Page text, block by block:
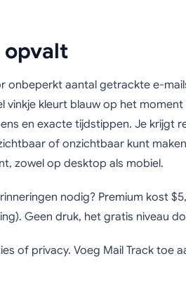
opvalt
onbeperkt aantal getrackte e-
vinkje kleurt blauw op het
en exacte tijdstippen. Je krijgt
of onzichtbaar kunt
zowel op desktop als mobiel.
nodig? Premium kost
Geen druk, het gratis niveau
of privacy. Voeg Mail Track toe